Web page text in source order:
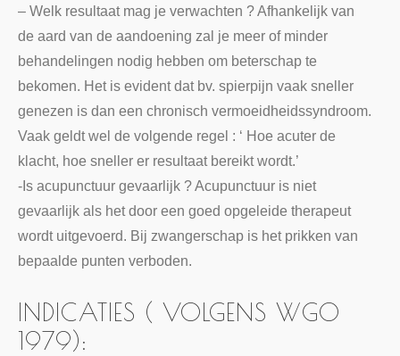
– Welk resultaat mag je verwachten ? Afhankelijk van
de aard van de aandoening zal je meer of minder
behandelingen nodig hebben om beterschap te
bekomen. Het is evident dat bv. spierpijn vaak sneller
genezen is dan een chronisch vermoeidheidssyndroom.
Vaak geldt wel de volgende regel : ‘ Hoe acuter de
klacht, hoe sneller er resultaat bereikt wordt.’
-Is acupunctuur gevaarlijk ? Acupunctuur is niet
gevaarlijk als het door een goed opgeleide therapeut
wordt uitgevoerd. Bij zwangerschap is het prikken van
bepaalde punten verboden.
INDICATIES ( VOLGENS WGO
1979):